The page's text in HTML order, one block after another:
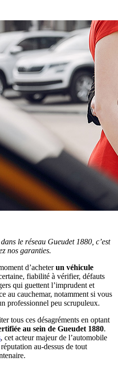
le réseau Gueudet 1880, c’est
nos garanties.
d’acheterun véhicule
fiabilité à vérifier, défauts
qui guettent l’imprudent et
au cauchemar, notamment si vous
professionnel peu scrupuleux.
tous ces désagréments en optant
au sein de Gueudet 1880.
, cet acteur majeur de l’automobile
au-dessus de tout